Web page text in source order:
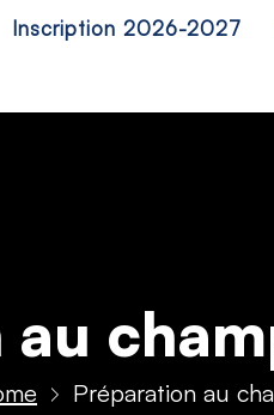
Inscription 2026-2027
Préparation au